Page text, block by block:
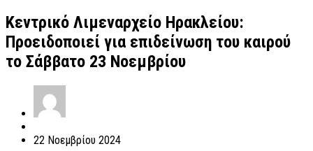
Κεντρικό Λιμεναρχείο Ηρακλείου:
Προειδοποιεί για επιδείνωση του καιρού
το Σάββατο 23 Νοεμβρίου
22 Νοεμβρίου 2024